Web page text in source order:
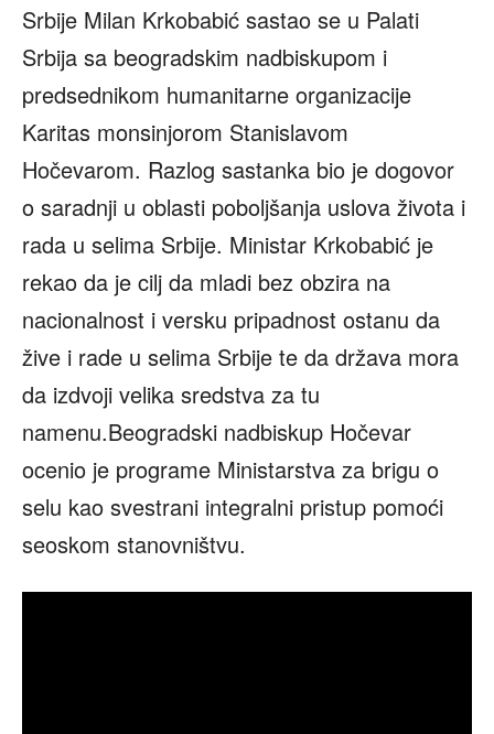
Srbije Milan Krkobabić sastao se u Palati
Srbija sa beogradskim nadbiskupom i
predsednikom humanitarne organizacije
Karitas monsinjorom Stanislavom
Hočevarom. Razlog sastanka bio je dogovor
o saradnji u oblasti poboljšanja uslova života i
rada u selima Srbije. Ministar Krkobabić je
rekao da je cilj da mladi bez obzira na
nacionalnost i versku pripadnost ostanu da
žive i rade u selima Srbije te da država mora
da izdvoji velika sredstva za tu
namenu.Beogradski nadbiskup Hočevar
ocenio je programe Ministarstva za brigu o
selu kao svestrani integralni pristup pomoći
seoskom stanovništvu.